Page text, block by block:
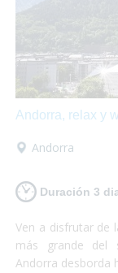
Andorra, relax y
Andorra
Duración 3
Ven a disfrutar de
más grande del
Andorra desborda